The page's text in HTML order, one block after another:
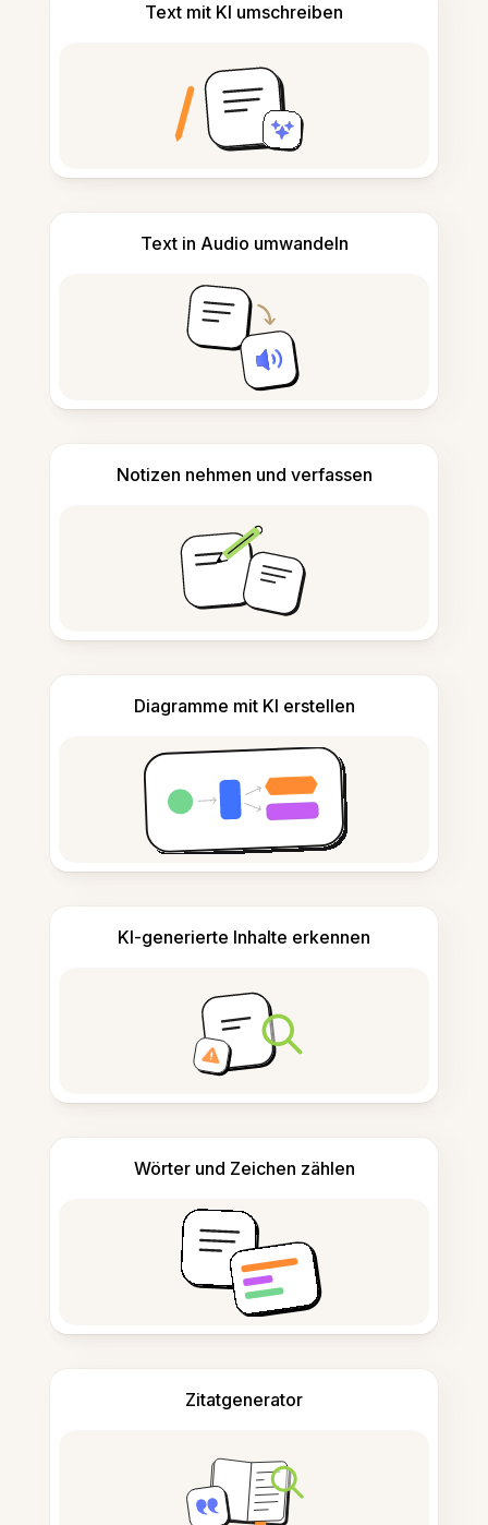
Text mit KI umschreiben
Text in Audio umwandeln
Notizen nehmen und verfassen
Diagramme mit KI erstellen
KI-generierte Inhalte erkennen
Wörter und Zeichen zählen
Zitatgenerator